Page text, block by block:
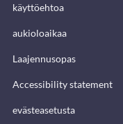
käyttöehtoa
aukioloaikaa
Laajennusopas
Accessibility statement
evästeasetusta